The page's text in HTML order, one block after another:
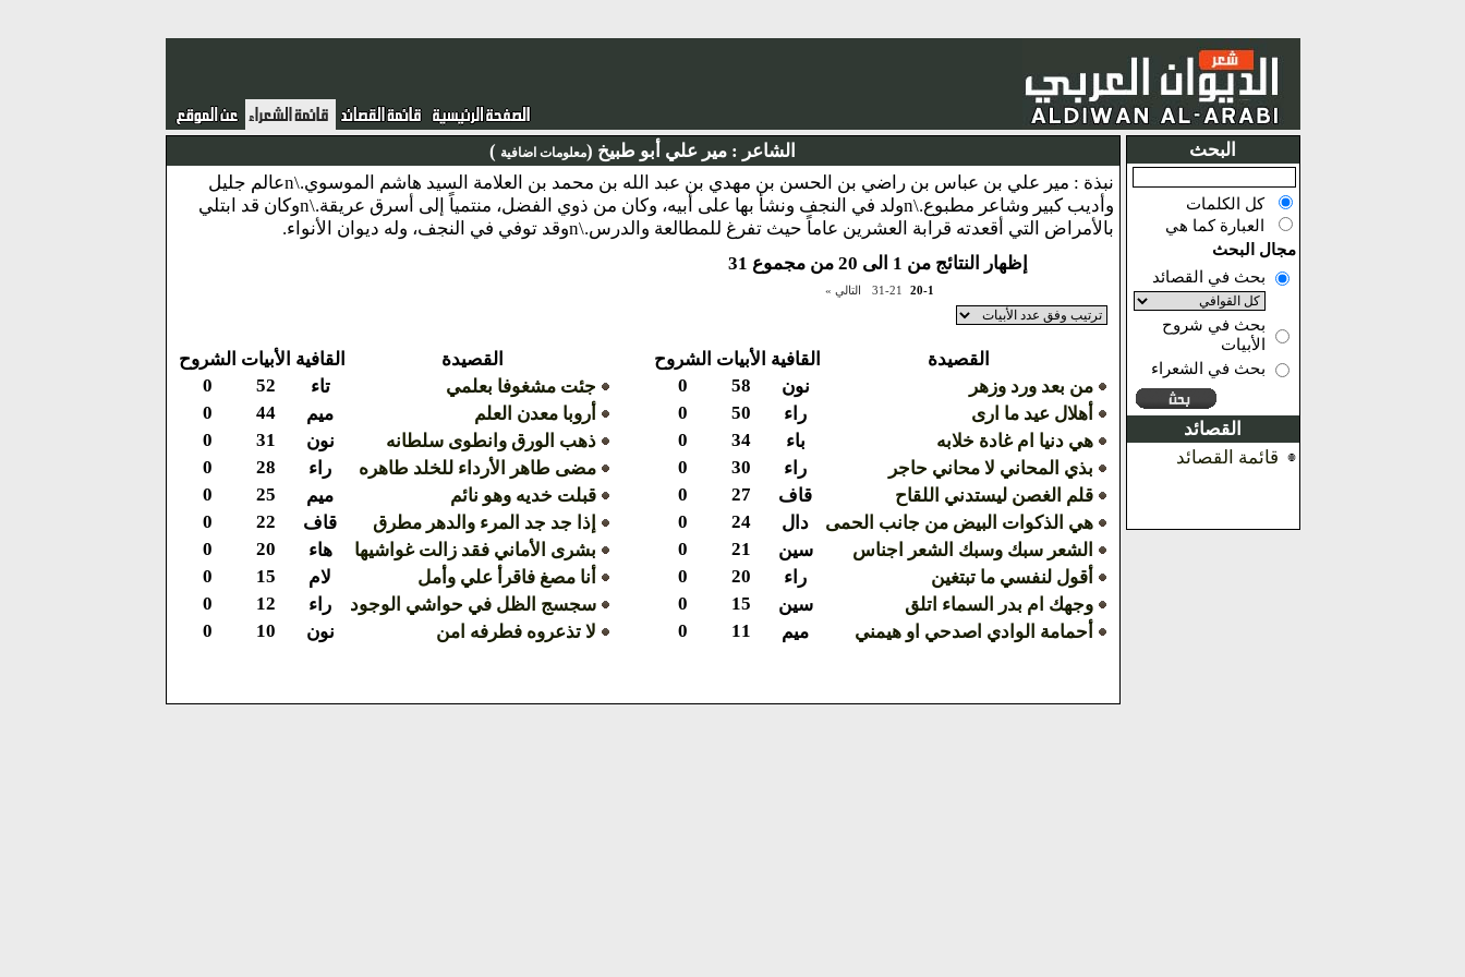
البحث
كل الكلمات
العبارة كما هي
مجال البحث
بحث في القصائد
بحث في شروح
الأبيات
بحث في الشعراء
القصائد
قائمة القصائد
الشاعر : مير علي أبو طبيخ (معلومات اضافية )
نبذة : مير علي بن عباس بن راضي بن الحسن بن مهدي بن عبد الله بن محمد بن العلامة السيد هاشم الموسوي.\nعالم جليل
وأديب كبير وشاعر مطبوع.\nولد في النجف ونشأ بها على أبيه، وكان من ذوي الفضل، منتمياً إلى أسرق عريقة.\nوكان قد ابتلي
بالأمراض التي أقعدته قرابة العشرين عاماً حيث تفرغ للمطالعة والدرس.\nوقد توفي في النجف، وله ديوان الأنواء.
إظهار النتائج من 1 الى 20 من مجموع 31
20-1
31-21 التالي »
القصيدة القافية الأبيات الشروح القصيدة القافية الأبيات الشروح
من بعد ورد وزهر
نون 58
0 جئت مشغوفا بعلمي تاء 52
0
أهلال عيد ما ارى
راء 50
0 أروبا معدن العلم ميم 44
0
هي دنيا ام غادة خلابه
باء 34
0 ذهب الورق وانطوى سلطانه نون 31
0
بذي المحاني لا محاني حاجر
راء 30
0 مضى طاهر الأرداء للخلد طاهره راء 28
0
قلم الغصن ليستدني اللقاح
قاف 27
0 قبلت خديه وهو نائم ميم 25
0
هي الذكوات البيض من جانب الحمى
دال 24
0 إذا جد جد المرء والدهر مطرق قاف 22
0
الشعر سبك وسبك الشعر اجناس
سين 21
0 بشرى الأماني فقد زالت غواشيها هاء 20
0
أقول لنفسي ما تبتغين
راء 20
0 أنا مصغ فاقرأ علي وأمل لام 15
0
وجهك ام بدر السماء اتلق
سين 15
0 سجسج الظل في حواشي الوجود راء 12
0
أحمامة الوادي اصدحي او هيمني
ميم 11
0 لا تذعروه فطرفه امن نون 10
0